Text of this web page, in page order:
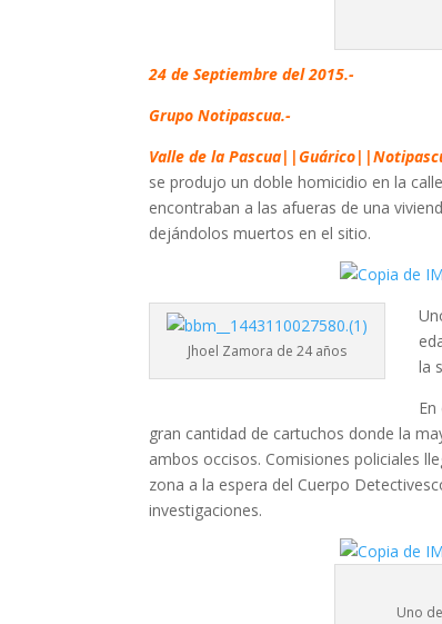
24 de Septiembre del 2015.-
Grupo Notipascua.-
Valle de la
se produjo un doble homicidio en la
encontraban a las afueras de una
dejándolos muertos en el sitio.
Jhoel Zamora de 24 años
la
gran cantidad de cartuchos donde la
ambos occisos. Comisiones policiales
zona a la espera del Cuerpo
investigaciones.
Uno